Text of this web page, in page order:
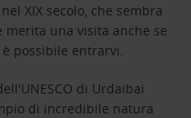
XIX secolo, che sembra
merita una visita anche se
possibile entrarvi.
di Urdaibai
di incredibile natura